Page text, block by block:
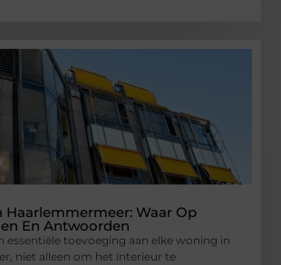
Haarlemmermeer: Waar Op
En Antwoorden
essentiële toevoeging aan elke woning in
niet alleen om het interieur te